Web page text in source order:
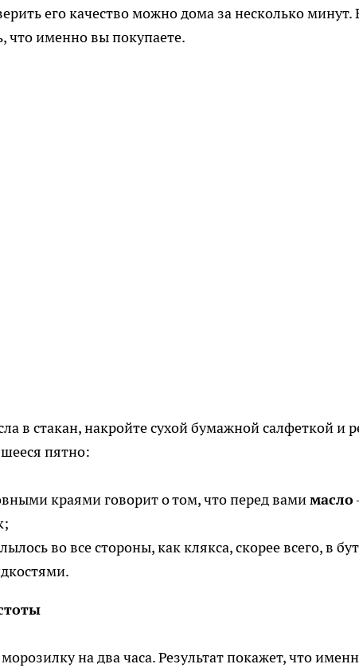
его качество можно дома за несколько минут.
что именно вы покупаете.
в стакан, накройте сухой бумажной салфеткой и
пятно:
краями говорит о том, что перед вамимасло
во все стороны, как клякса, скорее всего, в
на два часа. Результат покажет, что